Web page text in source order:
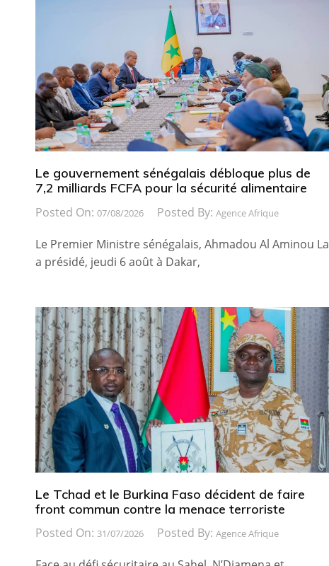
Le gouvernement sénégalais débloque plus de
7,2 milliards FCFA pour la sécurité alimentaire
Posted On: 07/08/2026 Posted By: Agence Afrique
Le Premier Ministre sénégalais, Ahmadou Al Aminou La
a présidé, jeudi 6 août à Dakar,
Le Tchad et le Burkina Faso décident de faire
front commun contre la menace terroriste
Posted On: 31/07/2026 Posted By: Agence Afrique